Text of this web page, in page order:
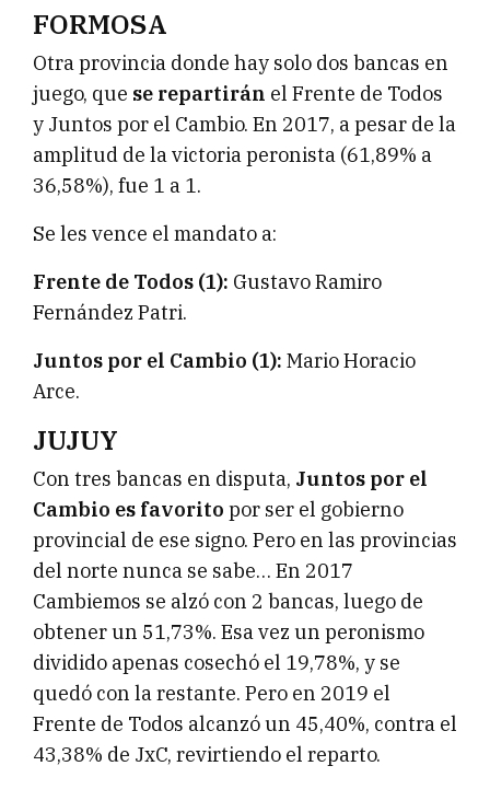
FORMOSA
Otra provincia donde hay solo dos bancas en
juego, que se repartirán el Frente de Todos
y Juntos por el Cambio. En 2017, a pesar de la
amplitud de la victoria peronista (61,89% a
36,58%), fue 1 a 1.
Se les vence el mandato a:
Frente de Todos (1): Gustavo Ramiro
Fernández Patri.
Juntos por el Cambio (1): Mario Horacio
Arce.
JUJUY
Con tres bancas en disputa, Juntos por el
Cambio es favorito por ser el gobierno
provincial de ese signo. Pero en las provincias
del norte nunca se sabe… En 2017
Cambiemos se alzó con 2 bancas, luego de
obtener un 51,73%. Esa vez un peronismo
dividido apenas cosechó el 19,78%, y se
quedó con la restante. Pero en 2019 el
Frente de Todos alcanzó un 45,40%, contra el
43,38% de JxC, revirtiendo el reparto.